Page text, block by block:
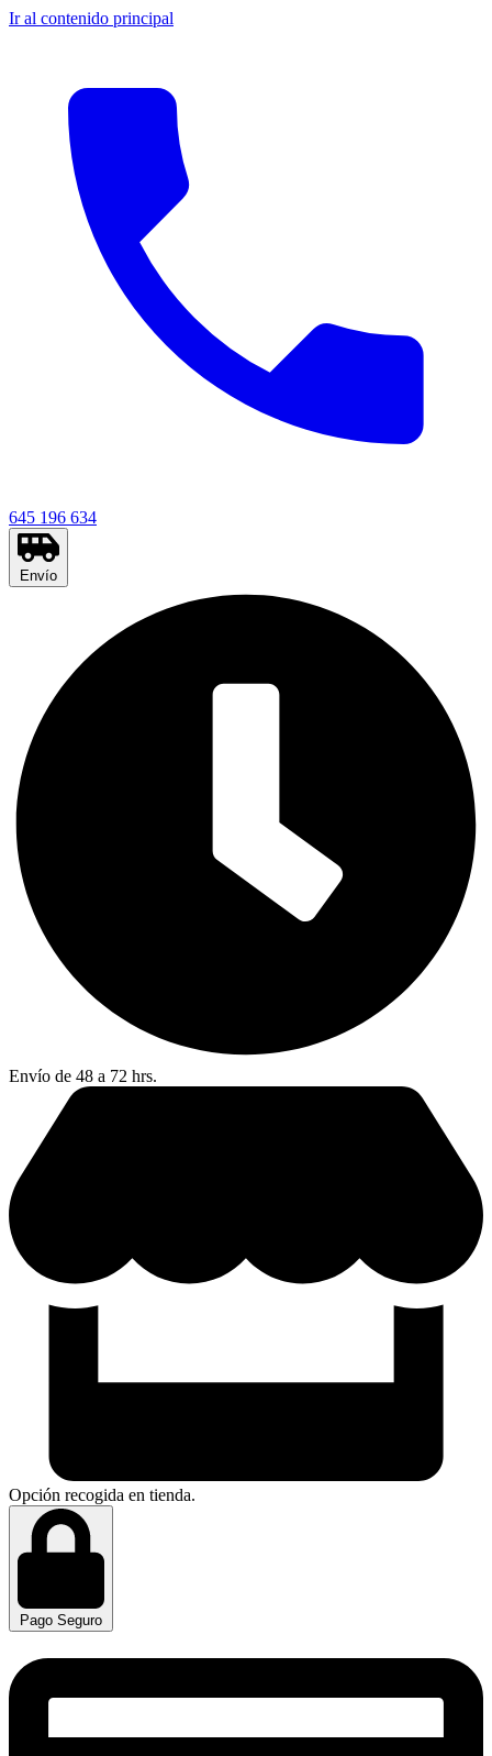
Ir al contenido principal
645 196 634
Envío
Envío de 48 a 72 hrs.
Opción recogida en tienda.
Pago Seguro